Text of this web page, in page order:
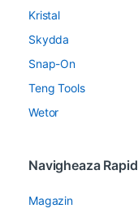
Kristal
Skydda
Snap-On
Teng Tools
Wetor
Navigheaza Rapid
Magazin